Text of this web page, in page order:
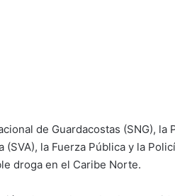
de Guardacostas (SNG), la
(SVA), la Fuerza Pública y la
droga en el Caribe Norte.